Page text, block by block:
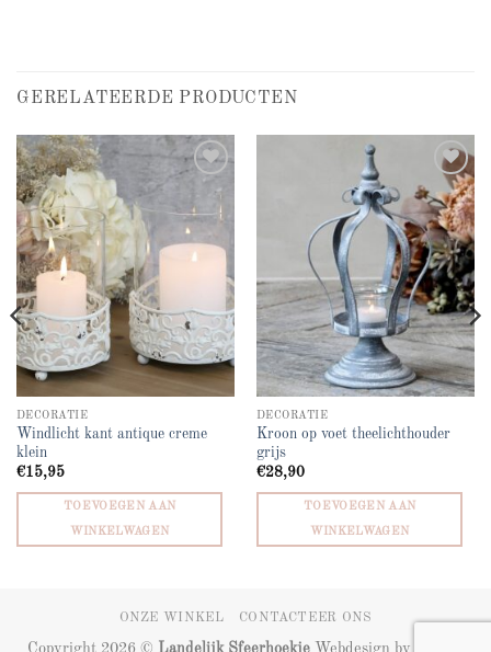
GERELATEERDE PRODUCTEN
Add to
wishlist
DECORATIE
Windlicht kant antique creme
klein
€15,95
TOEVOEGEN AAN
WINKELWAGEN
Add to
wishlist
DECORATIE
Kroon op voet theelichthouder
grijs
€28,90
TOEVOEGEN AAN
WINKELWAGEN
ONZE WINKEL CONTACTEER ONS